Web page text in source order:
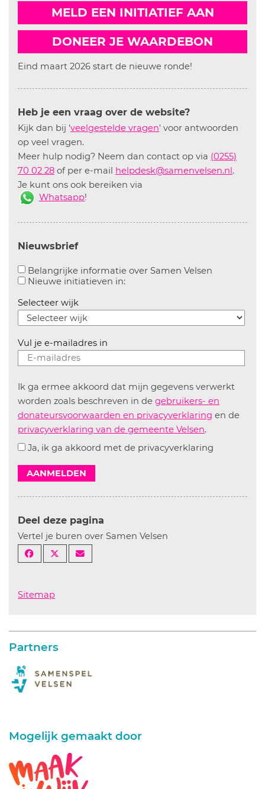
MELD EEN INITIATIEF AAN
DONEER JE WAARDEBON
Eind maart 2026 start de nieuwe ronde!
Heb je een vraag over de website?
Kijk dan bij 'veelgestelde vragen' voor antwoorden
op veel vragen.
Meer hulp nodig? Neem dan contact op via (0255)
70 02 28 of per e-mail helpdesk@samenvelsen.nl.
Je kunt ons ook bereiken via
Whatsapp!
Nieuwsbrief
Belangrijke informatie over Samen Velsen
Nieuwe initiatieven in:Aanvinken om informatie over
Selecteer wijk
Vul je e-mailadres in
Ik ga ermee akkoord dat mijn gegevens verwerkt
worden zoals beschreven in de gebruikers- en
donateursvoorwaarden en privacyverklaring en de
privacyverklaring van de gemeente Velsen.
Ja, ik ga akkoord met de privacyverklaring
AANMELDEN
Deel deze pagina
Vertel je buren over Samen Velsen
Sitemap
Partners
Mogelijk gemaakt door